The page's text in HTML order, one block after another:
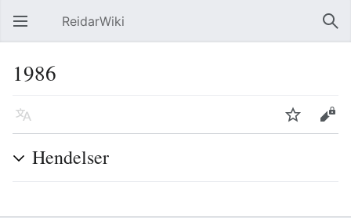
Åpne hovedmenyen ReidarWiki Søk
1986
Språk Overvåk Rediger
Hendelser